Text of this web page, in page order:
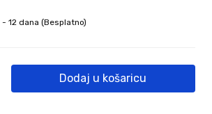
- 12 dana (Besplatno)
Dodaj u košaricu